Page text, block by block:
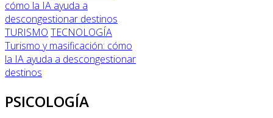
TURISMO TECNOLOGÍA
Turismo y masificación: cómo
la IA ayuda a descongestionar
destinos
PSICOLOGÍA